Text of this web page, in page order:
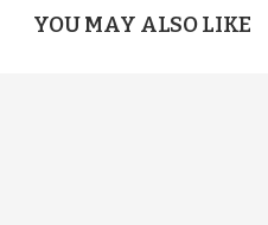
YOU MAY ALSO LIKE